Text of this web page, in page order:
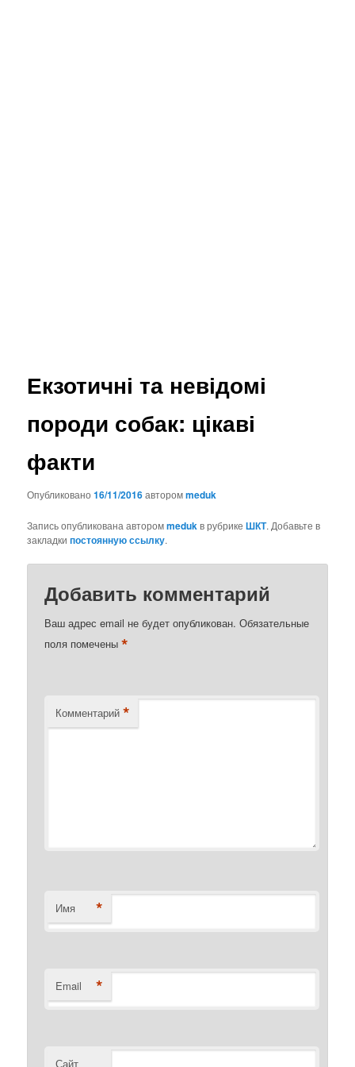
Екзотичні та невідомі
породи собак: цікаві
факти
Опубликовано16/11/2016авторомmeduk
Запись опубликована авторомmedukв рубрикеШКТ. Добавьте в
закладкипостоянную ссылку.
Добавить комментарий
Ваш адрес email не будет опубликован. Обязательные
поля помечены*
Комментарий *
Имя *
Email *
Сайт